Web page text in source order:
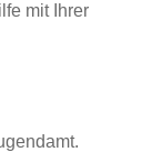
mit Ihrer